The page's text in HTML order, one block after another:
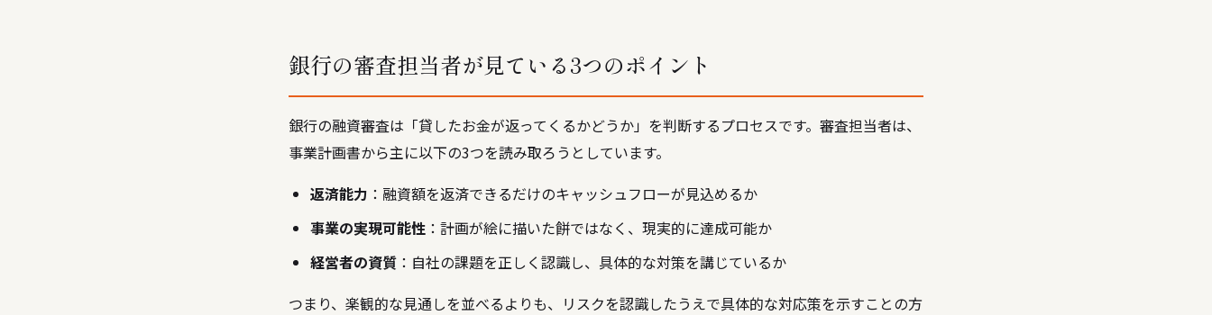
銀行の審査担当者が見ている3つのポイント
銀行の融資審査は「貸したお金が返ってくるかどうか」を判断するプロセスです。審査担当者は、
事業計画書から主に以下の3つを読み取ろうとしています。
返済能力 ：融資額を返済できるだけのキャッシュフローが見込めるか
事業の実現可能性 ：計画が絵に描いた餅ではなく、現実的に達成可能か
経営者の資質 ：自社の課題を正しく認識し、具体的な対策を講じているか
つまり、楽観的な見通しを並べるよりも、リスクを認識したうえで具体的な対応策を示すことの方